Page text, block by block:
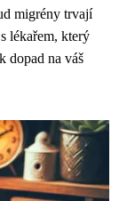
migrény trvají
lékařem, který
dopad na váš